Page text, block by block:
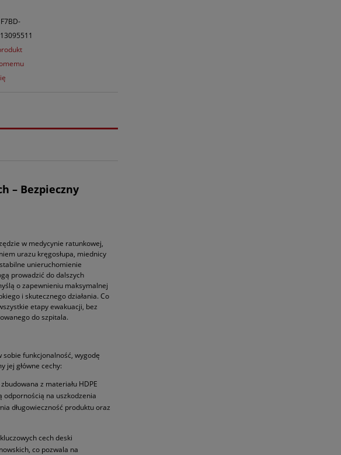
F7BD-
– Bezpieczny
w medycynie ratunkowej,
urazu kręgosłupa, miednicy
unieruchomienie
prowadzić do dalszych
o zapewnieniu maksymalnej
i skutecznego działania. Co
etapy ewakuacji, bez
do szpitala.
sobie funkcjonalność, wygodę
jej główne cechy:
z materiału HDPE
na uszkodzenia
długowieczność produktu oraz
cech deski
co pozwala na